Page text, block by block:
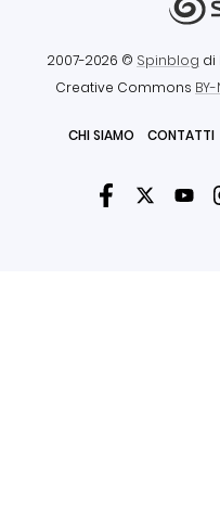
2007-2026 © Spinblog di
Creative Commons
CHI SIAMO CONTATTI